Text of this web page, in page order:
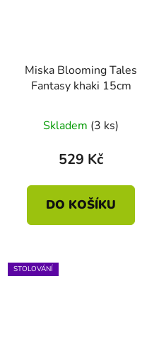
Miska Blooming Tales
Fantasy khaki 15cm
Skladem (3 ks)
529 Kč
DO KOŠÍKU
STOLOVÁNÍ